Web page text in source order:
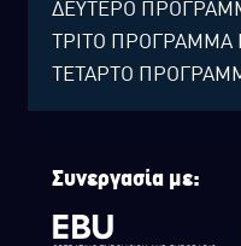
ΔΕΥΤΕΡΟ
ΤΡΙΤΟ ΠΡΟΓΡΑΜΜΑ
ΤΕΤΑΡΤΟ
Συνεργασία με: